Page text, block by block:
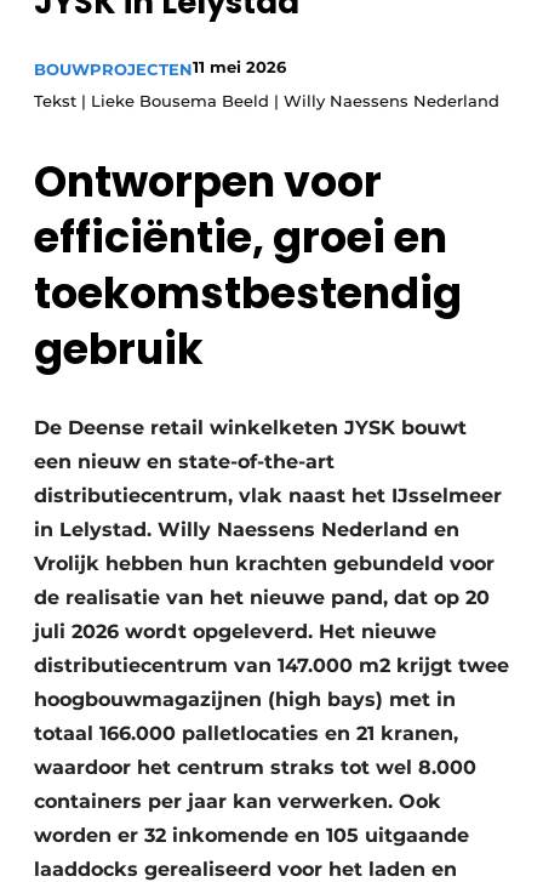
Privacy / Cookie statement
storymetadata
Vacatures
Video’s
Modulair bouwen
BOUWPROJECTEN11 mei 2026
Tekst | Lieke Bousema Beeld | Willy Naessens Nederland
Ontworpen voor
efficiëntie, groei en
toekomstbestendig
gebruik
De Deense retail winkelketen JYSK bouwt
een nieuw en state-of-the-art
distributiecentrum, vlak naast het IJsselmeer
in Lelystad. Willy Naessens Nederland en
Vrolijk hebben hun krachten gebundeld voor
de realisatie van het nieuwe pand, dat op 20
juli 2026 wordt opgeleverd. Het nieuwe
distributiecentrum van 147.000 m2 krijgt twee
hoogbouwmagazijnen (high bays) met in
totaal 166.000 palletlocaties en 21 kranen,
waardoor het centrum straks tot wel 8.000
containers per jaar kan verwerken. Ook
worden er 32 inkomende en 105 uitgaande
laaddocks gerealiseerd voor het laden en